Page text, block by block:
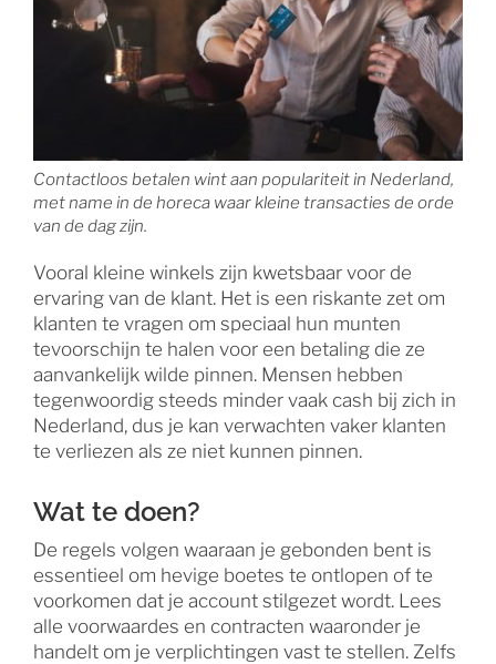
Contactloos betalen wint aan populariteit in Nederland,
met name in de horeca waar kleine transacties de orde
van de dag zijn.
Vooral kleine winkels zijn kwetsbaar voor de
ervaring van de klant. Het is een riskante zet om
klanten te vragen om speciaal hun munten
tevoorschijn te halen voor een betaling die ze
aanvankelijk wilde pinnen. Mensen hebben
tegenwoordig steeds minder vaak cash bij zich in
Nederland, dus je kan verwachten vaker klanten
te verliezen als ze niet kunnen pinnen.
Wat te doen?
De regels volgen waaraan je gebonden bent is
essentieel om hevige boetes te ontlopen of te
voorkomen dat je account stilgezet wordt. Lees
alle voorwaardes en contracten waaronder je
handelt om je verplichtingen vast te stellen. Zelfs